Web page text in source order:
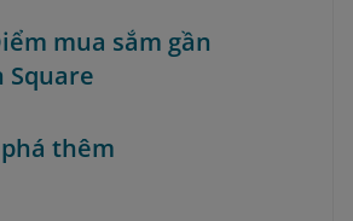
mua sắm gần
Square
thêm